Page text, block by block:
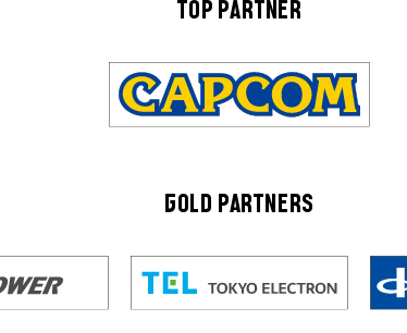
TOP PARTNER
GOLD PARTNERS